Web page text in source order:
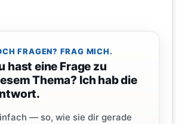
FRAGEN? FRAG MICH.
hast eine Frage zu
Thema? Ich hab die
— so, wie sie dir gerade